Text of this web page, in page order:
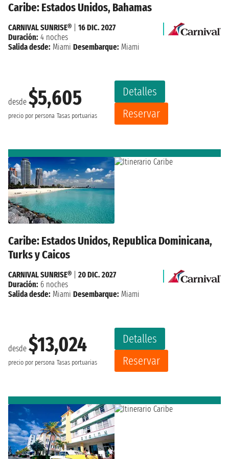
Caribe: Estados Unidos, Bahamas
desde $5,605
precio por persona Tasas portuarias
Detalles
Reservar
CARNIVAL SUNRISE®
16 DIC. 2027
Duración: 4 noches
Salida desde: Miami Desembarque: Miami
Caribe: Estados Unidos, Republica Dominicana,
Turks y Caicos
desde $13,024
precio por persona Tasas portuarias
Detalles
Reservar
CARNIVAL SUNRISE®
20 DIC. 2027
Duración: 6 noches
Salida desde: Miami Desembarque: Miami